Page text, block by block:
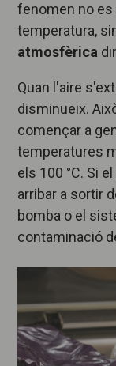
fenomen no es
temperatura,
atmosfèrica
Quan l'aire
disminueix.
començar a
temperatures
els 100 °C. Si
arribar a sortir
bomba o el
contaminació